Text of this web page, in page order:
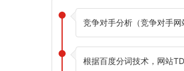
竞争对手分析（竞争对手
根据百度分词技术，网站